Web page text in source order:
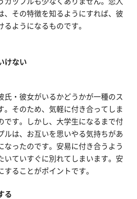
、その特徴を知るようにすれば、彼
ようになるものです。
けない
氏・彼女がいるかどうかが一種のス
。そのため、気軽に付き合ってしま
です。しかし、大学生になるまで付
ルは、お互いを思いやる気持ちがあ
なったのです。安易に付き合うよう
いていすぐに別れてしまいます。安
ることがポイントです。
る